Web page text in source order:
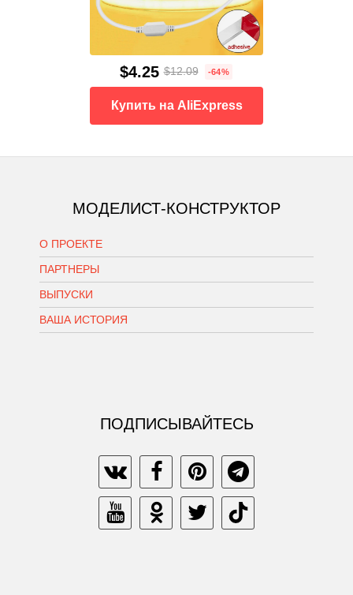
$4.25 $12.09 -64%
Купить на AliExpress
МОДЕЛИСТ-КОНСТРУКТОР
О ПРОЕКТЕ
ПАРТНЕРЫ
ВЫПУСКИ
ВАША ИСТОРИЯ
ПОДПИСЫВАЙТЕСЬ